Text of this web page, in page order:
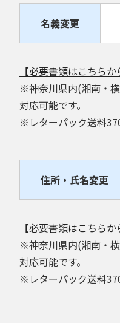
名義変更
【必要書類はこちらか
※神奈川県内(湘南・
対応可能です。
※レターパック送料
住所・氏名変更
【必要書類はこちらか
※神奈川県内(湘南・
対応可能です。
※レターパック送料